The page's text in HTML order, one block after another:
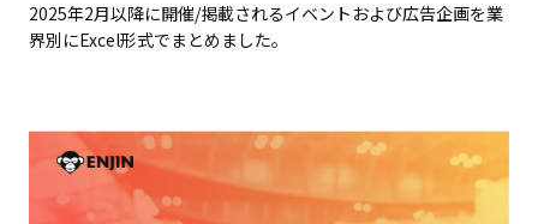
2025年2月以降に開催/掲載されるイベントおよび広告企画を業
界別にExcel形式でまとめました。